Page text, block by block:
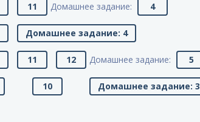
11 Домашнее задание: 4
Домашнее задание: 4
11 12 Домашнее задание: 5
10 Домашнее задание: 3